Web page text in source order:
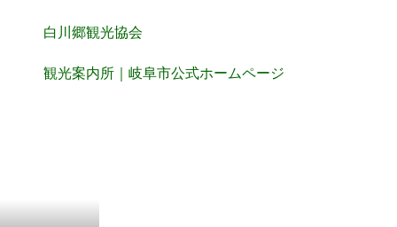
白川郷観光協会
観光案内所｜岐阜市公式ホームページ